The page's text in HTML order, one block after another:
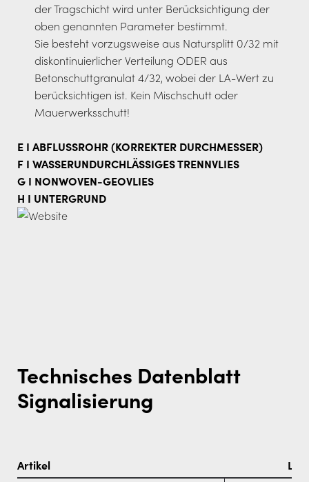
der Tragschicht wird unter Berücksichtigung der
oben genannten Parameter bestimmt.
Sie besteht vorzugsweise aus Natursplitt 0/32 mit
diskontinuierlicher Verteilung ODER aus
Betonschuttgranulat 4/32, wobei der LA-Wert zu
berücksichtigen ist. Kein Mischschutt oder
Mauerwerksschutt!
E I ABFLUSSROHR (KORREKTER DURCHMESSER)
F I WASSERUNDURCHLÄSSIGES TRENNVLIES
G I NONWOVEN-GEOVLIES
H I UNTERGRUND
Technisches Datenblatt
Signalisierung
Artikel
L